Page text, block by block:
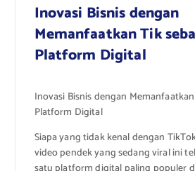
Inovasi Bisnis dengan
Memanfaatkan Tik
Platform Digital
Inovasi Bisnis dengan
Platform Digital
Siapa yang tidak kenal dengan
video pendek yang sedang viral ini